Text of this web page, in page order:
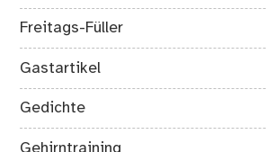
Freitags-Füller
Gastartikel
Gedichte
Gehirntraining